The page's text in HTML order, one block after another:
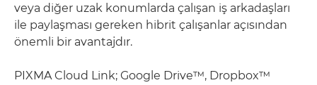
veya diğer uzak konumlarda çalışan iş arkadaşları
ile paylaşması gereken hibrit çalışanlar açısından
önemli bir avantajdır.
PIXMA Cloud Link; Google Drive™, Dropbox™